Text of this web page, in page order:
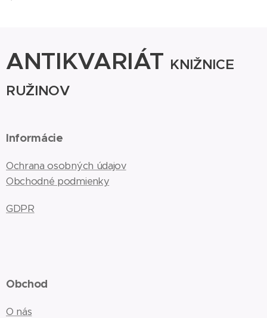
ANTIKVARIÁT KNIŽNICE
RUŽINOV
Informácie
Ochrana osobných údajov
Obchodné podmienky
GDPR
Obchod
O nás